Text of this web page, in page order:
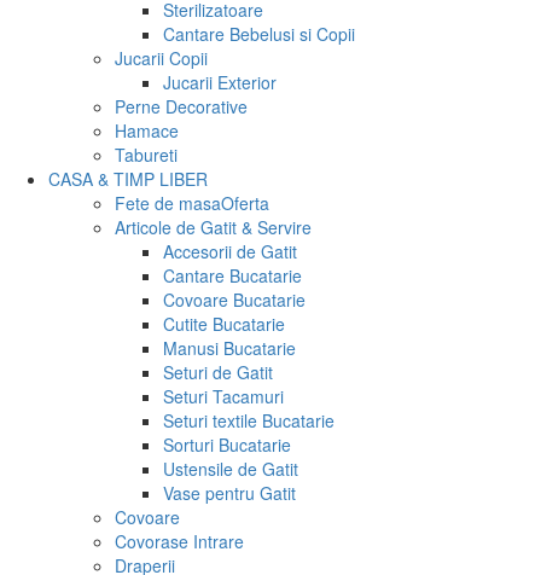
Sterilizatoare
Cantare Bebelusi si Copii
Jucarii Copii
Jucarii Exterior
Perne Decorative
Hamace
Tabureti
CASA & TIMP LIBER
Fete de masaOferta
Articole de Gatit & Servire
Accesorii de Gatit
Cantare Bucatarie
Covoare Bucatarie
Cutite Bucatarie
Manusi Bucatarie
Seturi de Gatit
Seturi Tacamuri
Seturi textile Bucatarie
Sorturi Bucatarie
Ustensile de Gatit
Vase pentru Gatit
Covoare
Covorase Intrare
Draperii